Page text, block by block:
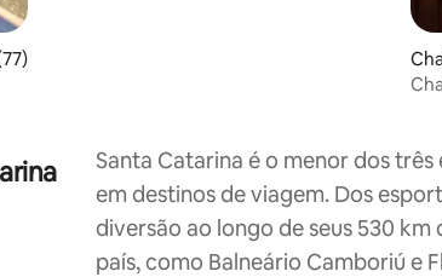
avaliação média de 5, 77 avaliações
Santa Catarina é o menor dos
em destinos de viagem. Dos
diversão ao longo de seus 530
país, como Balneário Camboriú e